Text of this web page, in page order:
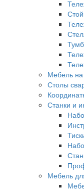
Мебель на
Столы
Станки и
Мебель